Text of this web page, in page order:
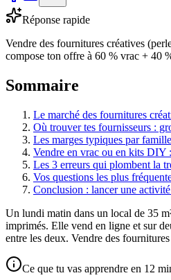
Réponse rapide
Vendre des fournitures créatives
compose ton offre à 60 % vrac + 40
Sommaire
Le marché des fournitures
Où trouver tes fournisseurs :
Les marges typiques par
Vendre en vrac ou en kits DIY
Les 3 erreurs qui plombent la
Vos questions les plus
Conclusion : lancer une
Un lundi matin dans un local de 35
imprimés. Elle vend en ligne et sur
entre les deux. Vendre des
Ce que tu vas apprendre en 12